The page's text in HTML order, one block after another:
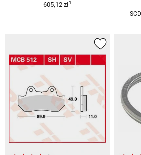
605,12 zł1